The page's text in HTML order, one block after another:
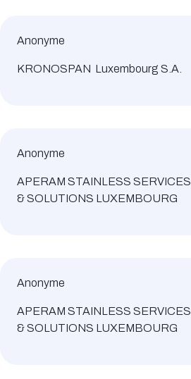
Anonyme
KRONOSPAN Luxembourg S.A.
Anonyme
APERAM STAINLESS SERVICES
& SOLUTIONS LUXEMBOURG
Anonyme
APERAM STAINLESS SERVICES
& SOLUTIONS LUXEMBOURG